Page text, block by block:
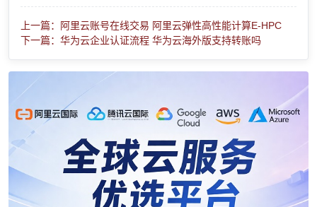
上一篇：阿里云账号在线交易 阿里云弹性高性能计算E-HPC
下一篇：华为云企业认证流程 华为云海外版支持转账吗